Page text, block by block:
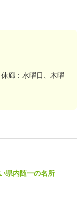
廊：水曜日、木曜
県内随一の名所